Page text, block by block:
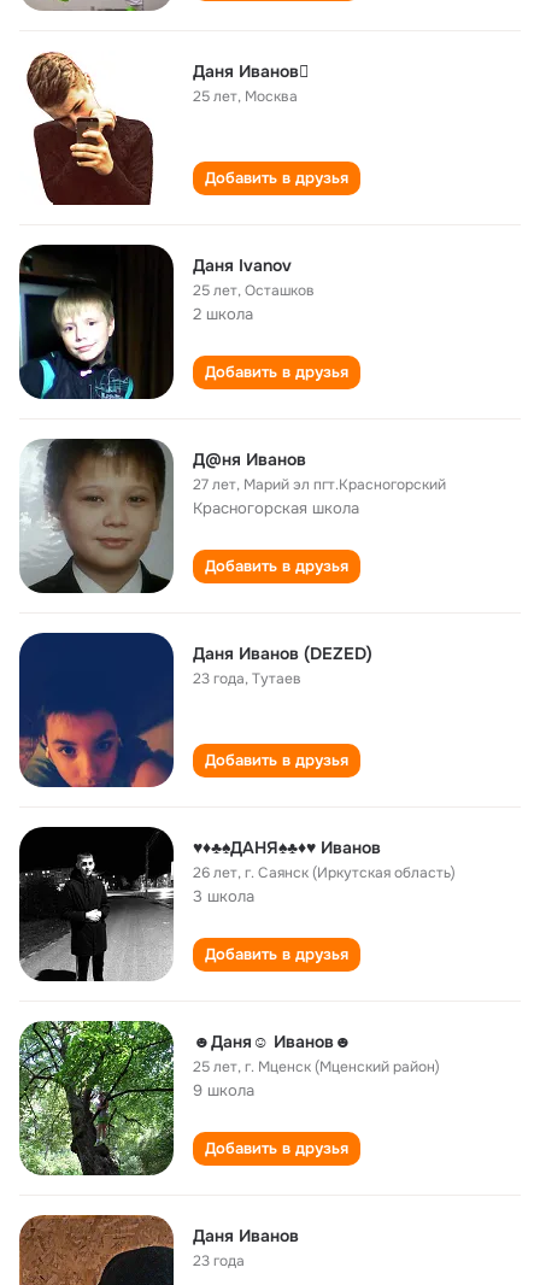
Даня Иванов
25 лет, Москва
Добавить в друзья
Даня Ivanov
25 лет,Осташков
2 школа
Добавить в друзья
Д@ня Иванов
27 лет, Марий эл пгт.Красногорский
Красногорская школа
Добавить в друзья
Даня Иванов (DEZED)
23 года,Тутаев
Добавить в друзья
♥♦♣♠ДАНЯ♠♣♦♥ Иванов
26 лет,г. Саянск (Иркутская область)
3 школа
Добавить в друзья
☻Даня☺ Иванов☻
25 лет,г. Мценск (Мценский район)
9 школа
Добавить в друзья
Даня Иванов
23 года